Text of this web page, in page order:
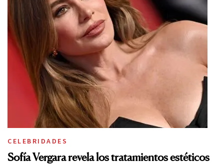
CELEBRIDADES
Sofía Vergara revela los tratamientos estéticos